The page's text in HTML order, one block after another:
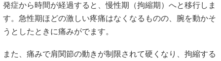
発症から時間が経過すると、慢性期（拘縮期）へと移行しま
す。急性期ほどの激しい疼痛はなくなるものの、腕を動かそ
うとしたときに痛みがでます。
また、痛みで肩関節の動きが制限されて硬くなり、拘縮する